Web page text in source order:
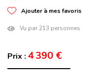
Ajouter à mes favoris
Vu par 213 personnes
Prix : 4 390 €